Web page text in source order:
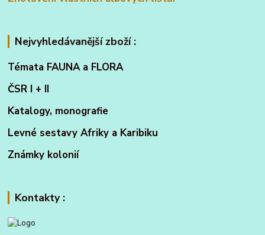
Nejvyhledávanější zboží :
Témata FAUNA a FLORA
ČSR I + II
Katalogy, monografie
Levné sestavy Afriky a Karibiku
Známky kolonií
Kontakty :